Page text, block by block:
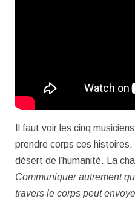
Il faut voir les cinq
prendre corps ces
désert de l’humanité. La
Communiquer autrement
travers le corps peut